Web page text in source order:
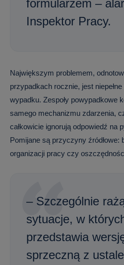
formularzem –
Inspektor Pracy.
Największym problemem,
przypadkach rocznie, jest
wypadku. Zespoły powypadkowe
samego mechanizmu zdarzenia,
całkowicie ignorują odpowiedź na
Pomijane są przyczyny źródłowe:
organizacji pracy czy
– Szczególnie
sytuacje, w
przedstawia
sprzeczną z